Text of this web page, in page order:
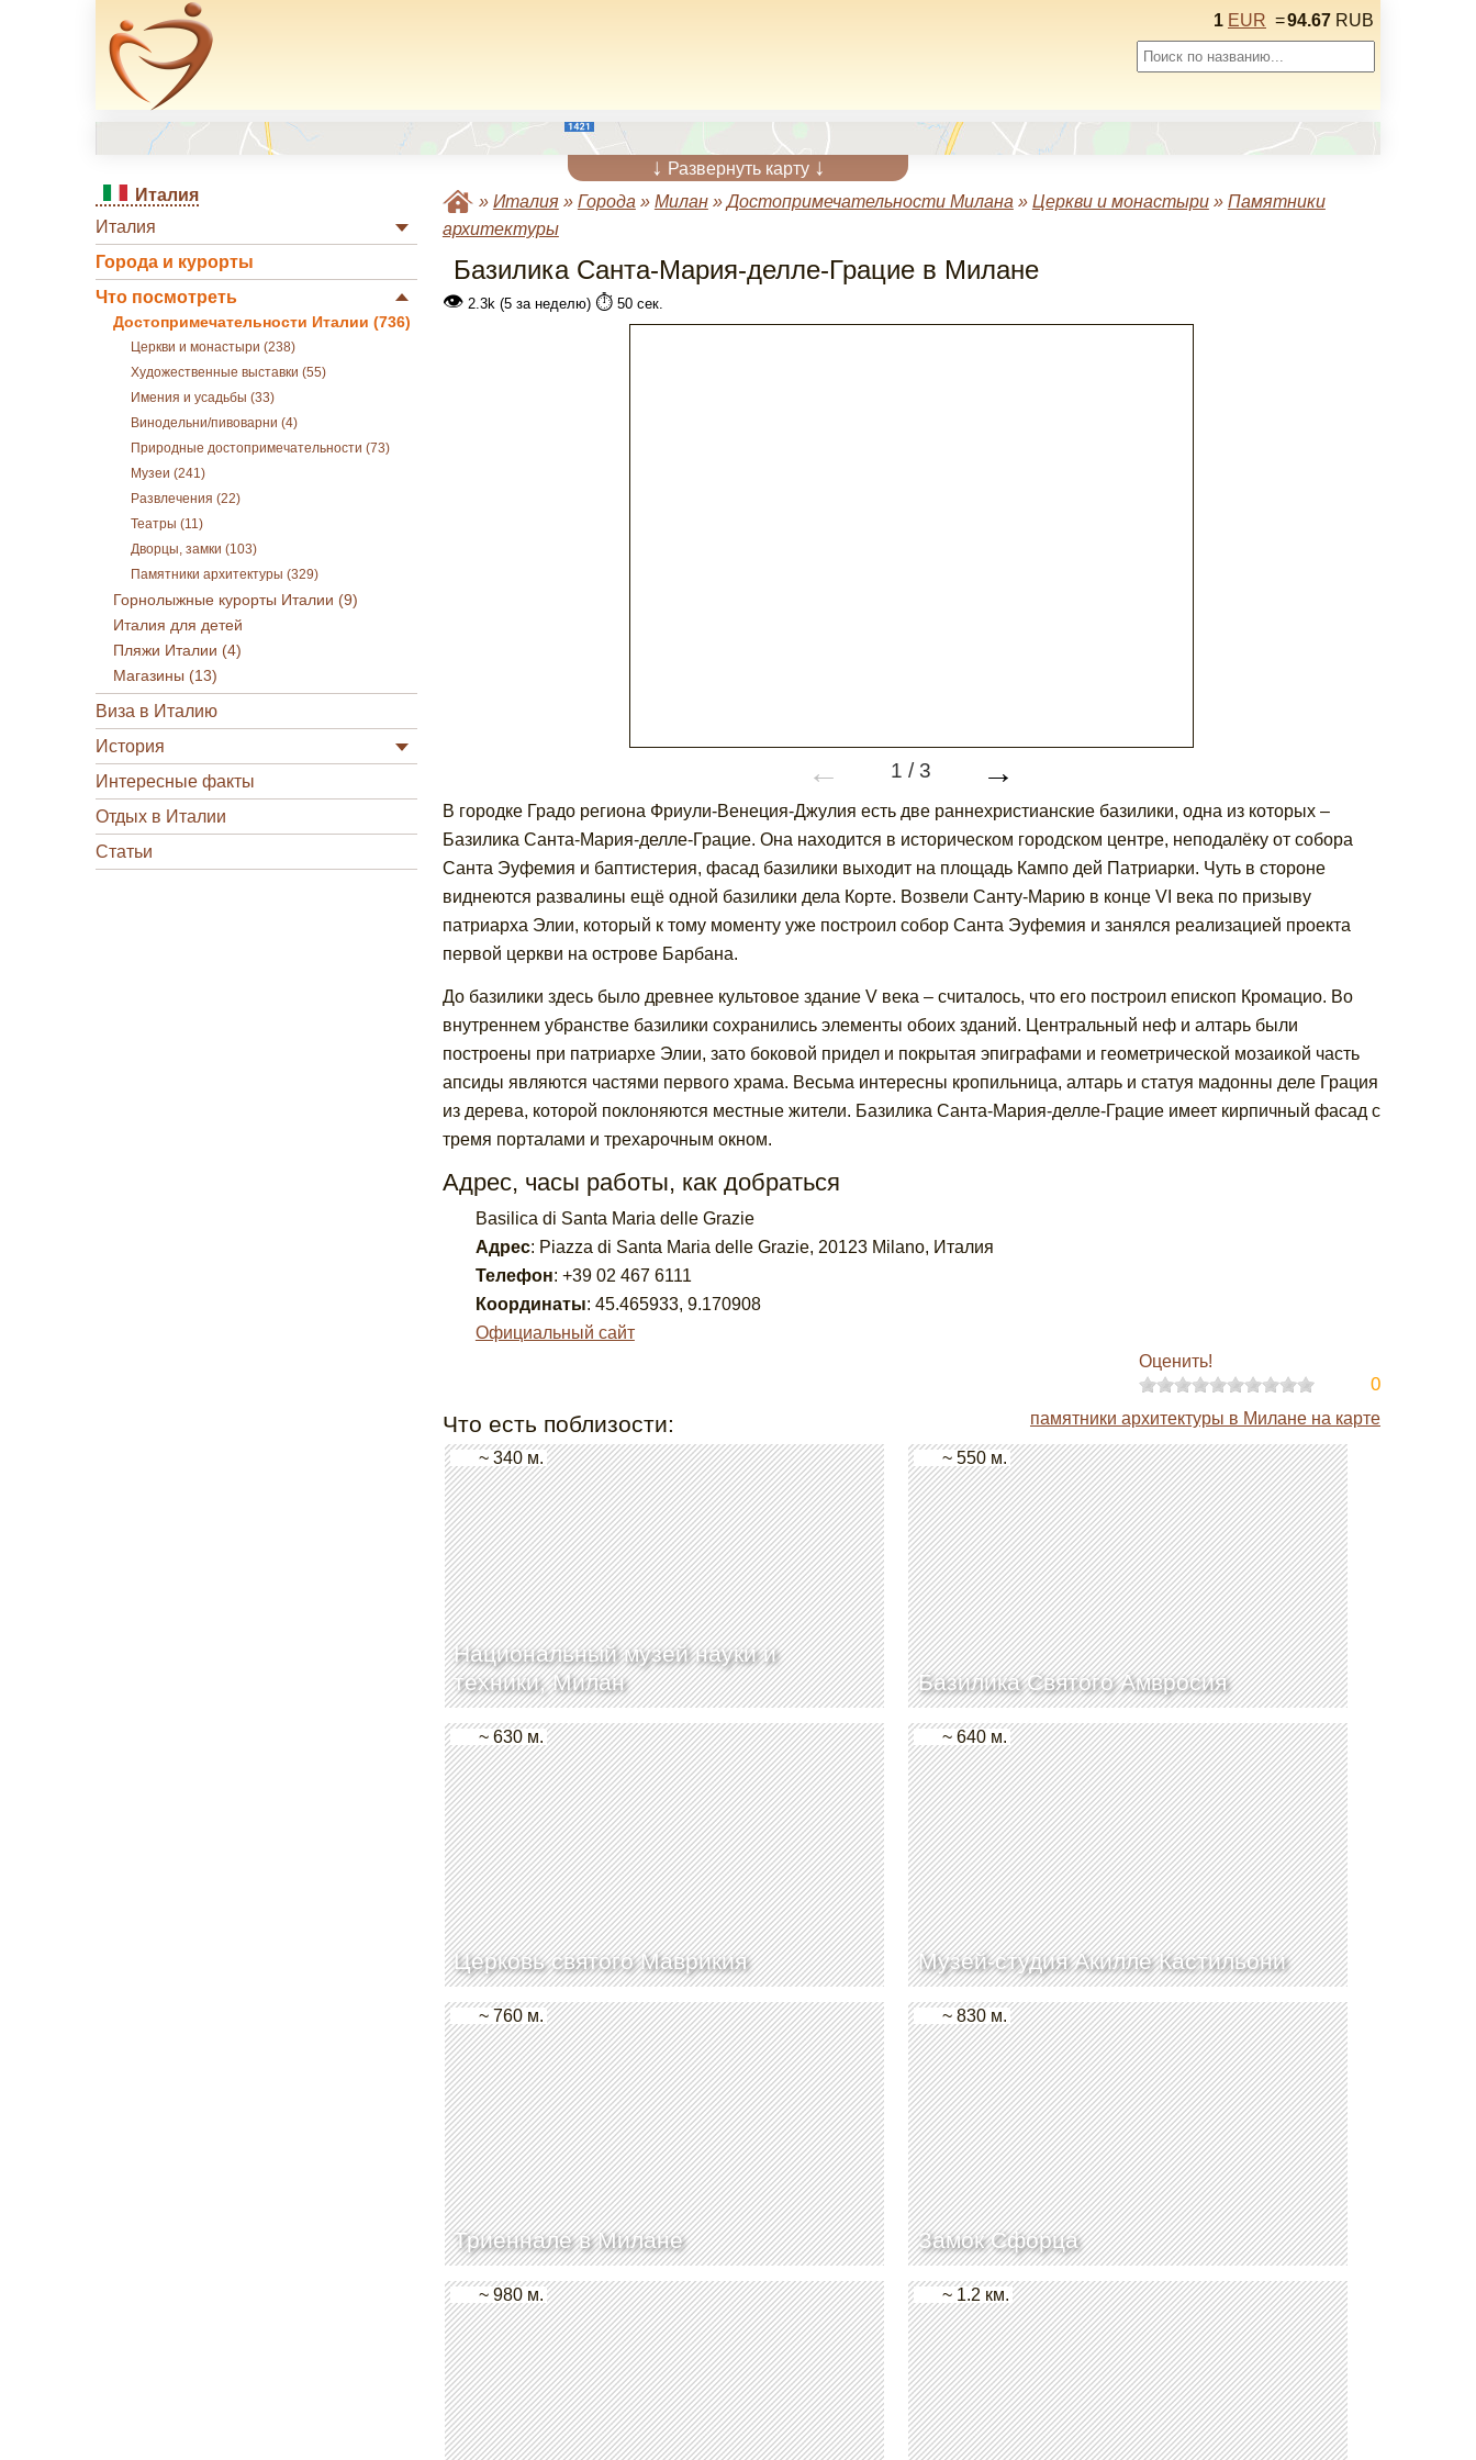
1 EUR =94.67 RUB
↓ Развернуть карту ↓
Италия
Италия
Города и курорты
Что посмотреть
Достопримечательности Италии (736)
Церкви и монастыри (238)
Художественные выставки (55)
Имения и усадьбы (33)
Винодельни/пивоварни (4)
Природные достопримечательности (73)
Музеи (241)
Развлечения (22)
Театры (11)
Дворцы, замки (103)
Памятники архитектуры (329)
Горнолыжные курорты Италии (9)
Италия для детей
Пляжи Италии (4)
Магазины (13)
Виза в Италию
История
Интересные факты
Отдых в Италии
Статьи
» Италия» Города » Милан»Достопримечательности Милана » Церкви и монастыри» Памятники
архитектуры
Базилика Санта-Мария-делле-Грацие в Милане
👁2.3k (5 за неделю) ⏱️50 сек.
← 1 /3 →
В городке Градо региона Фриули-Венеция-Джулия есть две раннехристианские базилики, одна из которых –
Базилика Санта-Мария-делле-Грацие. Она находится в историческом городском центре, неподалёку от собора
Санта Эуфемия и баптистерия, фасад базилики выходит на площадь Кампо дей Патриарки. Чуть в стороне
виднеются развалины ещё одной базилики дела Корте. Возвели Санту-Марию в конце VI века по призыву
патриарха Элии, который к тому моменту уже построил собор Санта Эуфемия и занялся реализацией проекта
первой церкви на острове Барбана.
До базилики здесь было древнее культовое здание V века – считалось, что его построил епископ Кромацио. Во
внутреннем убранстве базилики сохранились элементы обоих зданий. Центральный неф и алтарь были
построены при патриархе Элии, зато боковой придел и покрытая эпиграфами и геометрической мозаикой часть
апсиды являются частями первого храма. Весьма интересны кропильница, алтарь и статуя мадонны деле Грация
из дерева, которой поклоняются местные жители. Базилика Санта-Мария-делле-Грацие имеет кирпичный фасад с
тремя порталами и трехарочным окном.
Адрес, часы работы, как добраться
Basilica di Santa Maria delle Grazie
Адрес: Piazza di Santa Maria delle Grazie, 20123 Milano, Италия
Телефон: +39 02 467 6111
Координаты: 45.465933, 9.170908
Официальный сайт
Оценить!
0
Что есть поблизости: памятники архитектуры в Милане на карте
Национальный музей науки и
техники, Милан
~ 340 м.
Базилика Святого Амвросия
~ 550 м.
Церковь святого Маврикия
~ 630 м.
Музей-студия Акилле Кастильони
~ 640 м.
Триеннале в Милане
~ 760 м.
Замок Сфорца
~ 830 м.
~ 980 м. ~ 1.2 км.